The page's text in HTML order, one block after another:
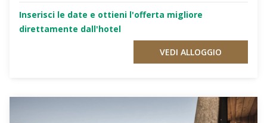
Inserisci le date e ottieni l'offerta migliore
direttamente dall'hotel
VEDI ALLOGGIO